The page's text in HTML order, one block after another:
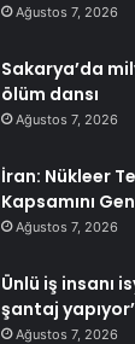
Ağustos 7, 2026
Sakarya’da
ölüm dansı
Ağustos 7, 2026
İran: Nükleer
Kapsamını
Ağustos 7, 2026
Ünlü iş insanı
şantaj yapıyor’
Ağustos 7, 2026